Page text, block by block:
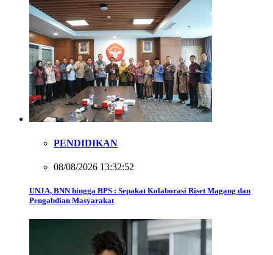
PENDIDIKAN
08/08/2026 13:32:52
UNJA, BNN hingga BPS : Sepakat Kolaborasi Riset Magang dan
Pengabdian Masyarakat